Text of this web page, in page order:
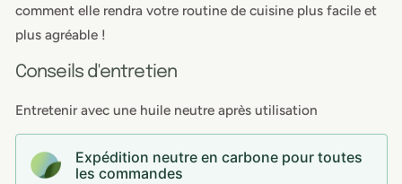
comment elle rendra votre routine de cuisine plus facile et
plus agréable !
Conseils d'entretien
Entretenir avec une huile neutre après utilisation
Expédition neutre en carbone pour toutes
les commandes